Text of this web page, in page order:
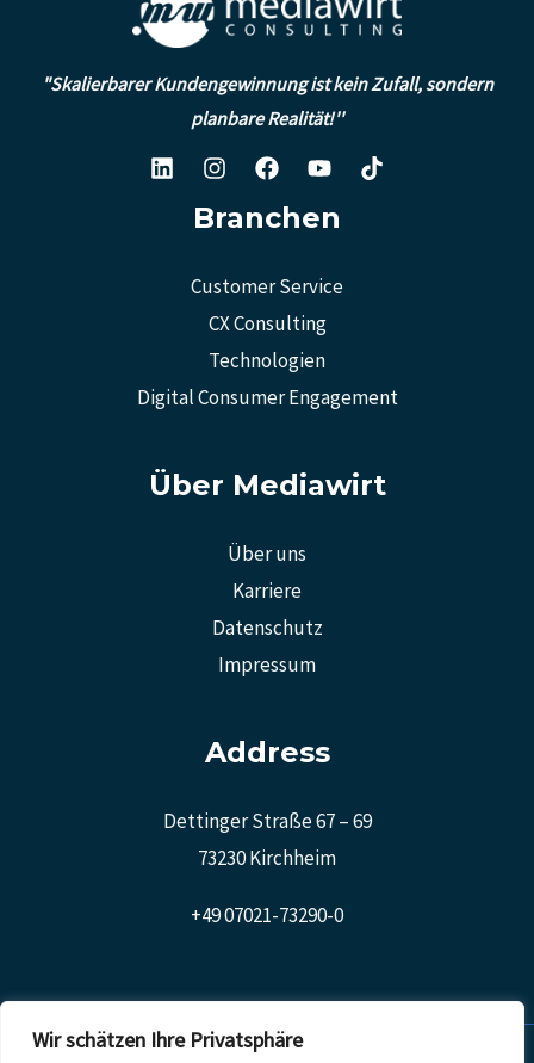
Wir schätzen Ihre Privatsphäre
"Skalierbarer Kundengewinnung ist kein Zufall, sondern
planbare Realität!''
Branchen
Customer Service
CX Consulting
Technologien
Digital Consumer Engagement
Über Mediawirt
Über uns
Karriere
Datenschutz
Impressum
Address
Dettinger Straße 67 – 69
73230 Kirchheim
+49 07021-73290-0